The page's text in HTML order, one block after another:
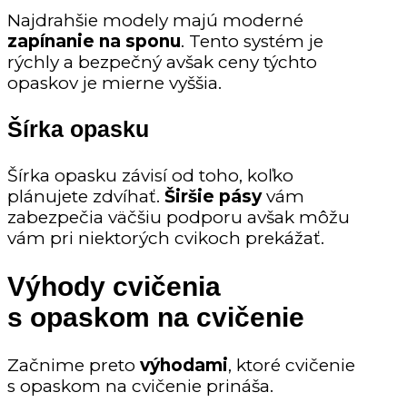
Najdrahšie modely majú moderné
zapínanie na sponu. Tento systém je
rýchly a bezpečný avšak ceny týchto
opaskov je mierne vyššia.
Šírka opasku
Šírka opasku závisí od toho, koľko
plánujete zdvíhať. Širšie pásyvám
zabezpečia väčšiu podporu avšak môžu
vám pri niektorých cvikoch prekážať.
Výhody cvičenia
s opaskom na cvičenie
Začnime preto výhodami, ktoré cvičenie
s opaskom na cvičenie prináša.